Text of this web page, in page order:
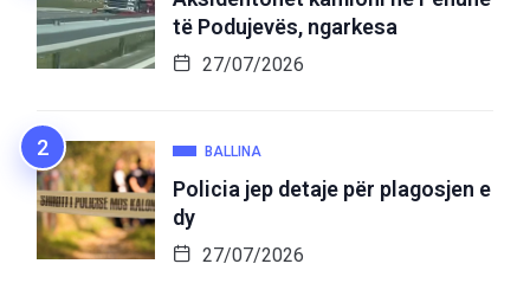
të Podujevës, ngarkesa
27/07/2026
BALLINA
Policia jep detaje për plagosjen e
dy
27/07/2026